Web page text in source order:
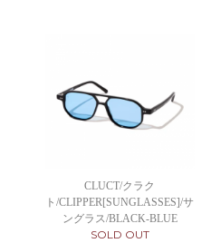
CLUCT/クラク
ト/CLIPPER[SUNGLASSES]/サ
ングラス/BLACK-BLUE
SOLD OUT